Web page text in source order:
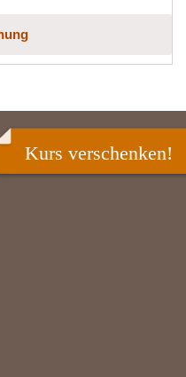
Kurs verschenken!